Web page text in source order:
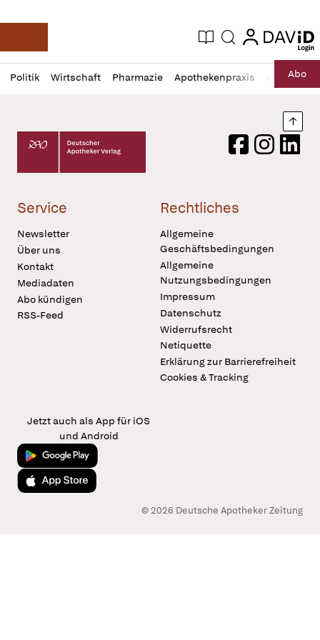
Deutsche Apotheker Zeitung
Aktuelle Ausgabe
Suche login
login
Politik Wirtschaft Pharmazie Apothekenpraxis RechtAbo
Profil
öffnen
Daz
Pur
Deutscher Apotheker Verlag Logo
FacebookInstagram
Service
Newsletter
Über uns
Kontakt
Mediadaten
Abo kündigen
RSS-Feed
Rechtliches
Allgemeine
Geschäftsbedingungen
Allgemeine
Nutzungsbedingungen
Impressum
Datenschutz
Widerrufsrecht
Netiquette
Erklärung zur Barrierefreiheit
Cookies & Tracking
Jetzt auch als App für iOS
und Android
Jetzt bei Google Play
Laden im App Store
© 2026 Deutsche Apotheker Zeitung